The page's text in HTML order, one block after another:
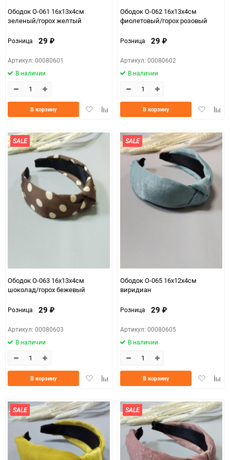
Ободок О-061 16х13х4см
зеленый/горох желтый
Розница 29 ₽
Артикул: 00080601
В наличии
ДобавитьДобавить
В корзину
Ободок О-062 16х13х4см
фиолетовый/горох розовый
Розница 29 ₽
Артикул: 00080602
В наличии
Добавить
В корзину
SALE
Ободок О-063 16х13х4см
шоколад/горох бежевый
Розница 29 ₽
Артикул: 00080603
В наличии
ДобавитьДобавить
В корзину
SALE
Ободок О-065 16х12х4см
виридиан
Розница 29 ₽
Артикул: 00080605
В наличии
Добавить
В корзину
SALE SALE